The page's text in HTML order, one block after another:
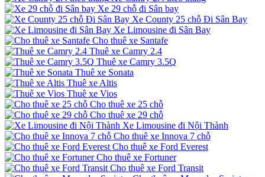
Xe 29 chỗ đi Sân bay
Xe County 25 chỗ Đi Sân Bay
Xe Limousine đi Sân Bay
Cho thuê xe Santafe
Thuê xe Camry 2.4
Thuê xe Camry 3.5Q
Thuê xe Sonata
Thuê xe Altis
Thuê xe Vios
Cho thuê xe 25 chỗ
Cho thuê xe 29 chỗ
Xe Limousine đi Nội Thành
Cho thuê xe Innova 7 chỗ
Cho thuê xe Ford Everest
Cho thuê xe Fortuner
Cho thuê xe Ford Transit